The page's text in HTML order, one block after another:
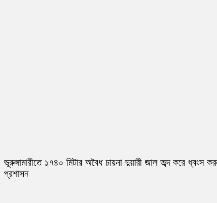
ভূরুঙ্গামারীতে ১৭৪০ মিটার অবৈধ চায়না দুয়ারী জাল জব্দ করে ধ্বংস
প্রশাসন